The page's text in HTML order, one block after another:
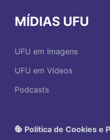
MÍDIAS UFU
UFU em Imagens
UFU em Vídeos
Podcasts
Política de Cookies e